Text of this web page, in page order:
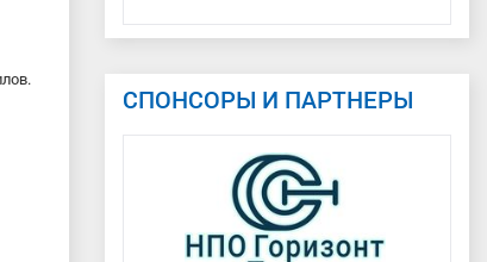
СПОНСОРЫ И ПАРТНЕРЫ